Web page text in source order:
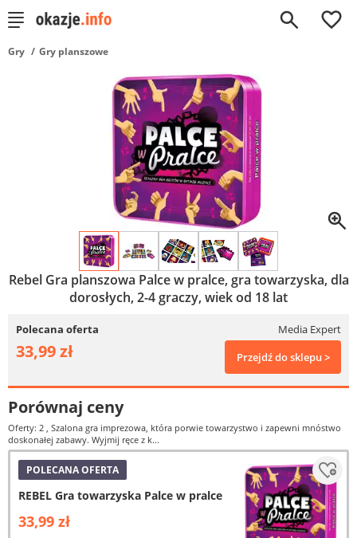
0
Gry Gry planszowe
Rebel Gra planszowa Palce w pralce, gra towarzyska, dla
dorosłych, 2-4 graczy, wiek od 18 lat
Polecana oferta Media Expert
33,99 zł Przejdź do sklepu >
Porównaj ceny
Oferty: 2 , Szalona gra imprezowa, która porwie towarzystwo i zapewni mnóstwo
doskonałej zabawy. Wyjmij ręce z k...
POLECANA OFERTA
REBEL Gra towarzyska Palce w pralce
33,99 zł